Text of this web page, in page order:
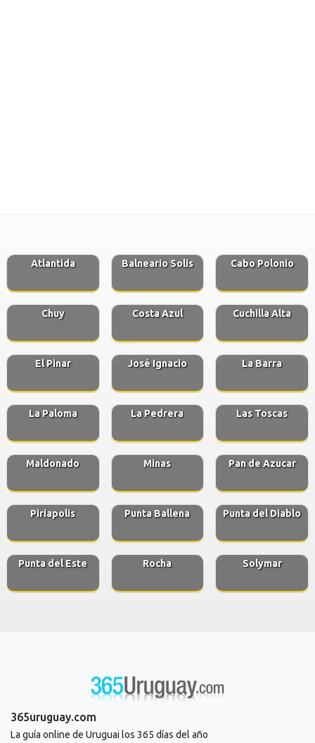
Atlantida Balneario Solis Cabo Polonio
Chuy Costa Azul Cuchilla Alta
El Pinar José Ignacio La Barra
La Paloma La Pedrera Las Toscas
Maldonado Minas Pan de Azucar
Piriapolis Punta Ballena Punta del Diablo
Punta del Este Rocha Solymar
365uruguay.com
La guía online de Uruguai los 365 días del año